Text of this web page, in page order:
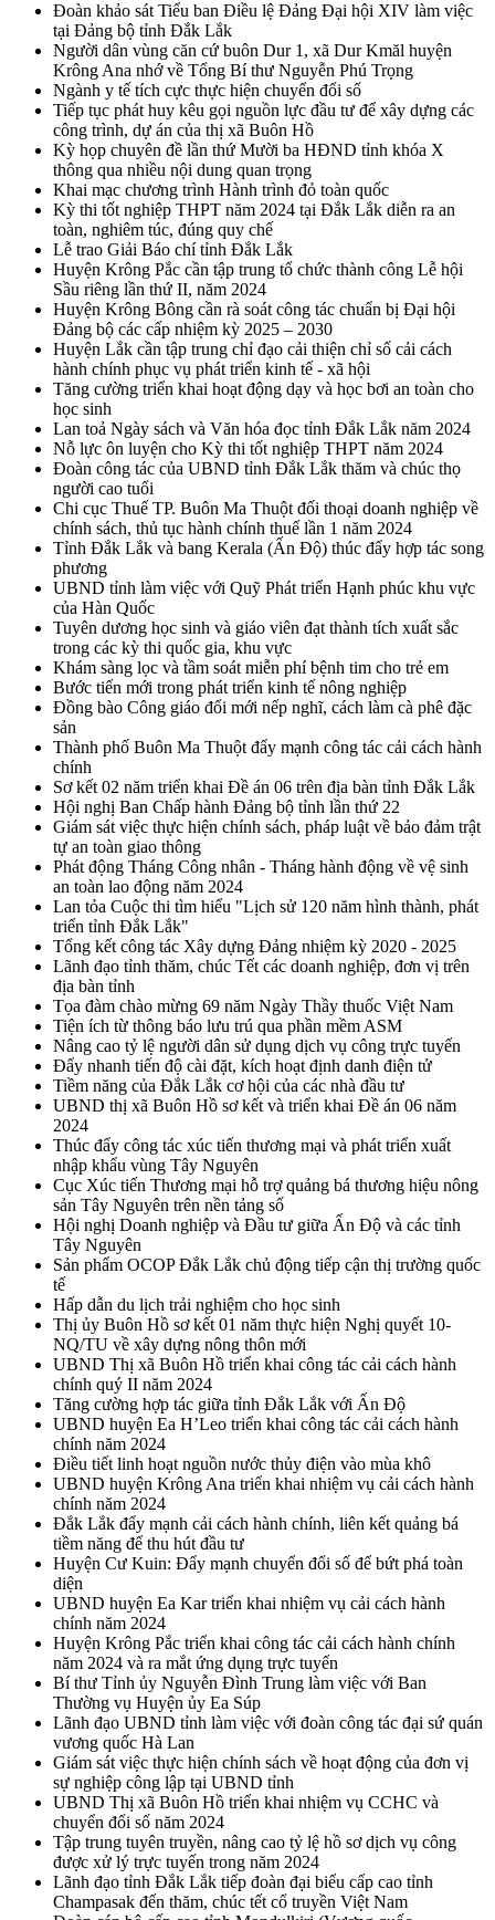
Đoàn khảo sát Tiểu ban Điều lệ Đảng Đại hội XIV làm việc
tại Đảng bộ tỉnh Đắk Lắk
Người dân vùng căn cứ buôn Dur 1, xã Dur Kmăl huyện
Krông Ana nhớ về Tổng Bí thư Nguyễn Phú Trọng
Ngành y tế tích cực thực hiện chuyển đổi số
Tiếp tục phát huy kêu gọi nguồn lực đầu tư để xây dựng các
công trình, dự án của thị xã Buôn Hồ
Kỳ họp chuyên đề lần thứ Mười ba HĐND tỉnh khóa X
thông qua nhiều nội dung quan trọng
Khai mạc chương trình Hành trình đỏ toàn quốc
Kỳ thi tốt nghiệp THPT năm 2024 tại Đắk Lắk diễn ra an
toàn, nghiêm túc, đúng quy chế
Lễ trao Giải Báo chí tỉnh Đắk Lắk
Huyện Krông Pắc cần tập trung tổ chức thành công Lễ hội
Sầu riêng lần thứ II, năm 2024
Huyện Krông Bông cần rà soát công tác chuẩn bị Đại hội
Đảng bộ các cấp nhiệm kỳ 2025 – 2030
Huyện Lắk cần tập trung chỉ đạo cải thiện chỉ số cải cách
hành chính phục vụ phát triển kinh tế - xã hội
Tăng cường triển khai hoạt động dạy và học bơi an toàn cho
học sinh
Lan toả Ngày sách và Văn hóa đọc tỉnh Đắk Lắk năm 2024
Nỗ lực ôn luyện cho Kỳ thi tốt nghiệp THPT năm 2024
Đoàn công tác của UBND tỉnh Đắk Lắk thăm và chúc thọ
người cao tuổi
Chi cục Thuế TP. Buôn Ma Thuột đối thoại doanh nghiệp về
chính sách, thủ tục hành chính thuế lần 1 năm 2024
Tỉnh Đắk Lắk và bang Kerala (Ấn Độ) thúc đẩy hợp tác song
phương
UBND tỉnh làm việc với Quỹ Phát triển Hạnh phúc khu vực
của Hàn Quốc
Tuyên dương học sinh và giáo viên đạt thành tích xuất sắc
trong các kỳ thi quốc gia, khu vực
Khám sàng lọc và tầm soát miễn phí bệnh tim cho trẻ em
Bước tiến mới trong phát triển kinh tế nông nghiệp
Đồng bào Công giáo đổi mới nếp nghĩ, cách làm cà phê đặc
sản
Thành phố Buôn Ma Thuột đẩy mạnh công tác cải cách hành
chính
Sơ kết 02 năm triển khai Đề án 06 trên địa bàn tỉnh Đắk Lắk
Hội nghị Ban Chấp hành Đảng bộ tỉnh lần thứ 22
Giám sát việc thực hiện chính sách, pháp luật về bảo đảm trật
tự an toàn giao thông
Phát động Tháng Công nhân - Tháng hành động về vệ sinh
an toàn lao động năm 2024
Lan tỏa Cuộc thi tìm hiểu "Lịch sử 120 năm hình thành, phát
triển tỉnh Đắk Lắk"
Tổng kết công tác Xây dựng Đảng nhiệm kỳ 2020 - 2025
Lãnh đạo tỉnh thăm, chúc Tết các doanh nghiệp, đơn vị trên
địa bàn tỉnh
Tọa đàm chào mừng 69 năm Ngày Thầy thuốc Việt Nam
Tiện ích từ thông báo lưu trú qua phần mềm ASM
Nâng cao tỷ lệ người dân sử dụng dịch vụ công trực tuyến
Đẩy nhanh tiến độ cài đặt, kích hoạt định danh điện tử
Tiềm năng của Đắk Lắk cơ hội của các nhà đầu tư
UBND thị xã Buôn Hồ sơ kết và triển khai Đề án 06 năm
2024
Thúc đẩy công tác xúc tiến thương mại và phát triển xuất
nhập khẩu vùng Tây Nguyên
Cục Xúc tiến Thương mại hỗ trợ quảng bá thương hiệu nông
sản Tây Nguyên trên nền tảng số
Hội nghị Doanh nghiệp và Đầu tư giữa Ấn Độ và các tỉnh
Tây Nguyên
Sản phẩm OCOP Đắk Lắk chủ động tiếp cận thị trường quốc
tế
Hấp dẫn du lịch trải nghiệm cho học sinh
Thị ủy Buôn Hồ sơ kết 01 năm thực hiện Nghị quyết 10-
NQ/TU về xây dựng nông thôn mới
UBND Thị xã Buôn Hồ triển khai công tác cải cách hành
chính quý II năm 2024
Tăng cường hợp tác giữa tỉnh Đắk Lắk với Ấn Độ
UBND huyện Ea H’Leo triển khai công tác cải cách hành
chính năm 2024
Điều tiết linh hoạt nguồn nước thủy điện vào mùa khô
UBND huyện Krông Ana triển khai nhiệm vụ cải cách hành
chính năm 2024
Đắk Lắk đẩy mạnh cải cách hành chính, liên kết quảng bá
tiềm năng để thu hút đầu tư
Huyện Cư Kuin: Đẩy mạnh chuyển đổi số để bứt phá toàn
diện
UBND huyện Ea Kar triển khai nhiệm vụ cải cách hành
chính năm 2024
Huyện Krông Pắc triển khai công tác cải cách hành chính
năm 2024 và ra mắt ứng dụng trực tuyến
Bí thư Tỉnh ủy Nguyễn Đình Trung làm việc với Ban
Thường vụ Huyện ủy Ea Súp
Lãnh đạo UBND tỉnh làm việc với đoàn công tác đại sứ quán
vương quốc Hà Lan
Giám sát việc thực hiện chính sách về hoạt động của đơn vị
sự nghiệp công lập tại UBND tỉnh
UBND Thị xã Buôn Hồ triển khai nhiệm vụ CCHC và
chuyển đổi số năm 2024
Tập trung tuyên truyền, nâng cao tỷ lệ hồ sơ dịch vụ công
được xử lý trực tuyến trong năm 2024
Lãnh đạo tỉnh Đắk Lắk tiếp đoàn đại biểu cấp cao tỉnh
Champasak đến thăm, chúc tết cổ truyền Việt Nam